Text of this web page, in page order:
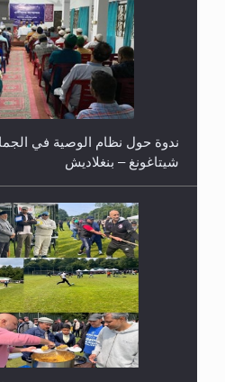
ندوة حول نظام الوصية في
شيتاغونغ – بنغلاديش